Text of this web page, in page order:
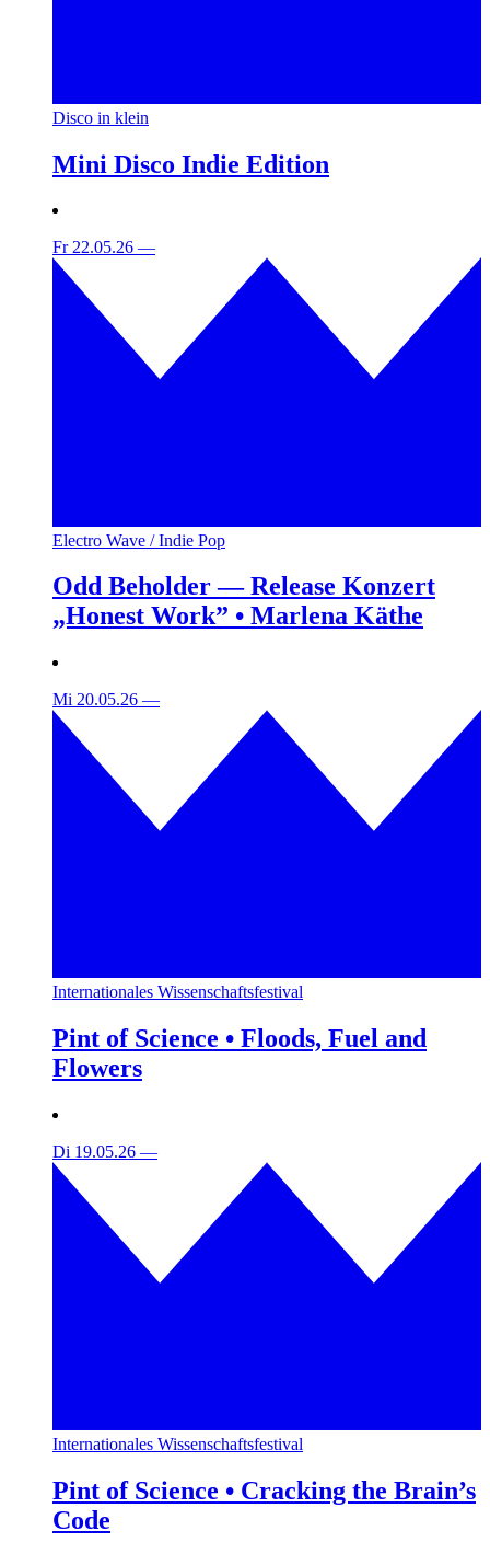
Disco in klein
Mini Disco Indie Edition
Fr 22.05.26 —
Electro Wave / Indie Pop
Odd Beholder — Release Konzert
„Honest Work” • Marlena Käthe
Mi 20.05.26 —
Internationales Wissenschaftsfestival
Pint of Science • Floods, Fuel and
Flowers
Di 19.05.26 —
Internationales Wissenschaftsfestival
Pint of Science • Cracking the Brain’s
Code